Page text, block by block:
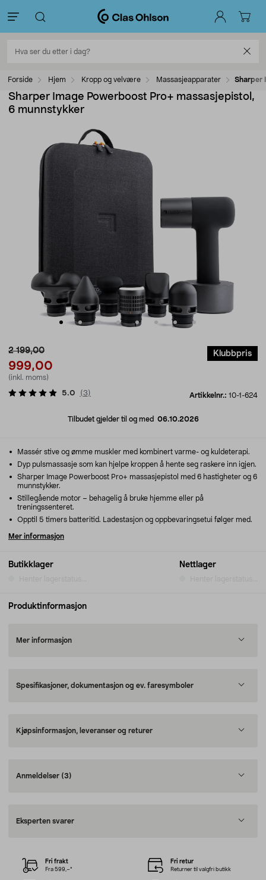
Forside Hjem Kropp og velvære Massasjeapparater Sharper
Sharper Image Powerboost Pro+ massasjepistol,
6 munnstykker
2 199,00
999,00
(inkl. moms)
Klubbpris
Artikkelnr.: 10-1-624
5.0 (3)
Tilbudet gjelder til og med 06.10.2026
Butikklager Nettlager
Massér stive og ømme muskler med kombinert varme- og kuldeterapi.
Dyp pulsmassasje som kan hjelpe kroppen å hente seg raskere inn igjen.
Sharper Image Powerboost Pro+ massasjepistol med 6 hastigheter og 6
munnstykker.
Stillegående motor – behagelig å bruke hjemme eller på
treningssenteret.
Opptil 5 timers batteritid. Ladestasjon og oppbevaringsetui følger med.
Mer informasjon
Produktinformasjon
Mer informasjon
Spesifikasjoner, dokumentasjon og ev. faresymboler
Kjøpsinformasjon, leveranser og returer
Anmeldelser (3)
Eksperten svarer
Fri frakt
Fra 599,–*
Fri retur
Returner til valgfri butikk